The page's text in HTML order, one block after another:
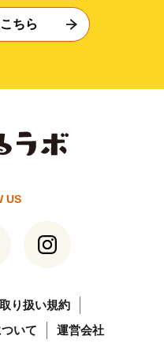
ちら
US
り扱い規約
いて
運営会社